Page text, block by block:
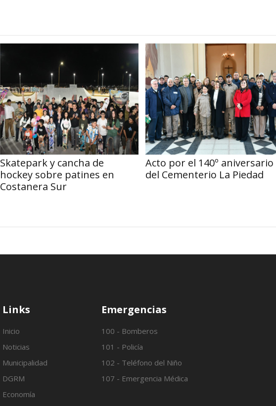
Skatepark y cancha de
hockey sobre patines en
Costanera Sur
Acto por el 140º aniversario
del Cementerio La Piedad
Links
Inicio
Noticias
Municipalidad
DGRM
Economía
Emergencias
100 - Bomberos
101 - Policía
102 - Teléfono del Niño
107 - Emergencia Médica